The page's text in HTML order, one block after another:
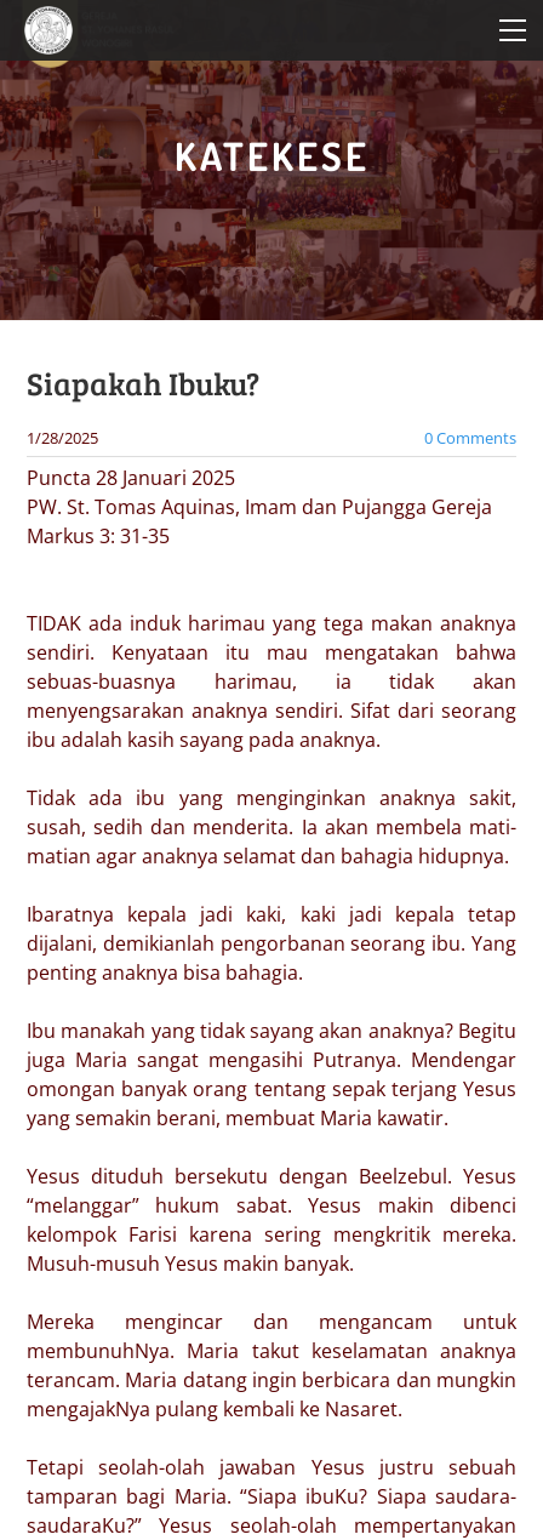
KATEKESE
Siapakah Ibuku?
1/28/2025 0 Comments
Puncta 28 Januari 2025
PW. St. Tomas Aquinas, Imam dan Pujangga Gereja
Markus 3: 31-35
TIDAK ada induk harimau yang tega makan anaknya
sendiri. Kenyataan itu mau mengatakan bahwa
sebuas-buasnya harimau, ia tidak akan
menyengsarakan anaknya sendiri. Sifat dari seorang
ibu adalah kasih sayang pada anaknya.
Tidak ada ibu yang menginginkan anaknya sakit,
susah, sedih dan menderita. Ia akan membela mati-
matian agar anaknya selamat dan bahagia hidupnya.
Ibaratnya kepala jadi kaki, kaki jadi kepala tetap
dijalani, demikianlah pengorbanan seorang ibu. Yang
penting anaknya bisa bahagia.
Ibu manakah yang tidak sayang akan anaknya? Begitu
juga Maria sangat mengasihi Putranya. Mendengar
omongan banyak orang tentang sepak terjang Yesus
yang semakin berani, membuat Maria kawatir.
Yesus dituduh bersekutu dengan Beelzebul. Yesus
“melanggar” hukum sabat. Yesus makin dibenci
kelompok Farisi karena sering mengkritik mereka.
Musuh-musuh Yesus makin banyak.
Mereka mengincar dan mengancam untuk
membunuhNya. Maria takut keselamatan anaknya
terancam. Maria datang ingin berbicara dan mungkin
mengajakNya pulang kembali ke Nasaret.
Tetapi seolah-olah jawaban Yesus justru sebuah
tamparan bagi Maria. “Siapa ibuKu? Siapa saudara-
saudaraKu?” Yesus seolah-olah mempertanyakan
PROFIL PAROKI
KATEKESE
PELAYANAN
BERITA PAROKI